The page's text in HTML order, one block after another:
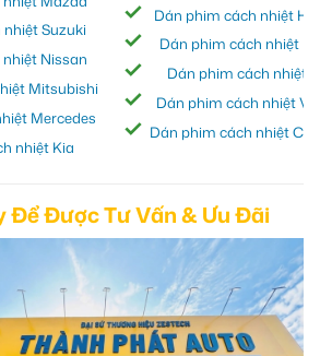
Suzuki
Nissan
Mitsubishi
Mercedes
nhiệt Kia
Dán phim cách nhiệt
Dán phim cách nhiệt
Dán phim cách nhiệt
Dán phim cách nhiệt
Dán phim cách nhiệt
Để Được Tư Vấn & Ưu Đãi